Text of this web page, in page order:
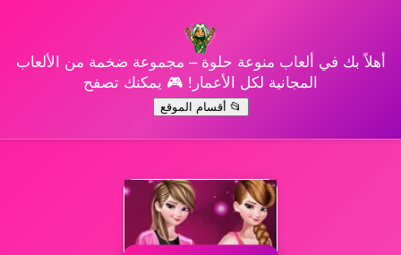
أهلاً بك في ألعاب منوعة حلوة – مجموعة ضخمة من الألعاب
المجانية لكل الأعمار! 🎮 يمكنك تصفح
📂 أقسام الموقع